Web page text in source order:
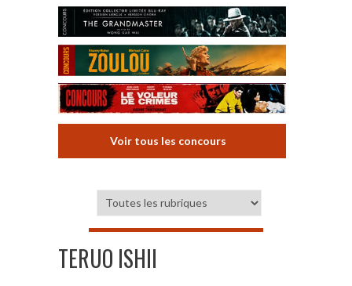
Voir tous les concours
TERUO ISHII